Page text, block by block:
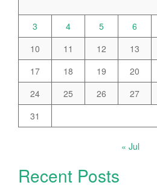
3
4 5 6
10
11 12 13
17
18 19 20
24
25 26 27
31
« Jul
Recent Posts